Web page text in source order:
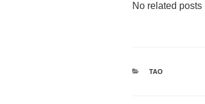
No related posts
カ
TAO